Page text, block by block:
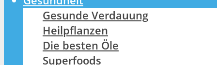
Gesunde Verdauung
Heilpflanzen
Die besten Öle
Superfoods